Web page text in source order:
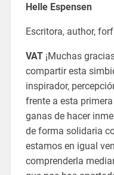
Helle Espensen
Escritora, author,
VAT¡Muchas
compartir esta
inspirador,
frente a esta
ganas de hacer
de forma solidaria
estamos en igual
comprenderla